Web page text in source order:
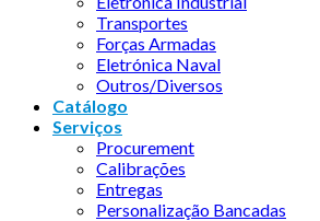
Transportes
Forças Armadas
Eletrónica Naval
Outros/Diversos
Catálogo
Serviços
Procurement
Calibrações
Entregas
Personalização Bancadas